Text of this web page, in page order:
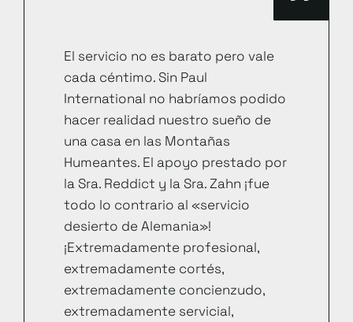
El servicio no es barato pero vale
cada céntimo. Sin Paul
International no habríamos podido
hacer realidad nuestro sueño de
una casa en las Montañas
Humeantes. El apoyo prestado por
la Sra. Reddict y la Sra. Zahn ¡fue
todo lo contrario al «servicio
desierto de Alemania»!
¡Extremadamente profesional,
extremadamente cortés,
extremadamente concienzudo,
extremadamente servicial,